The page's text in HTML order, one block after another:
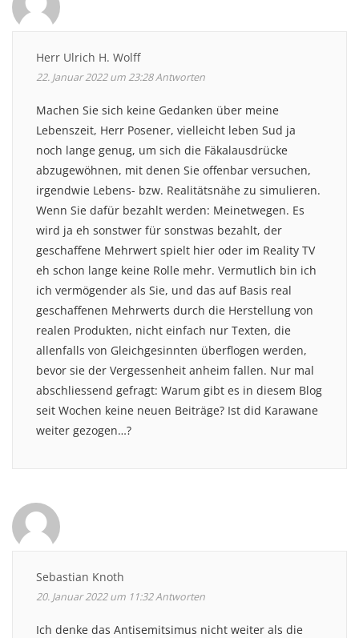
Herr Ulrich H. Wolff
22. Januar 2022 um 23:28Antworten
Machen Sie sich keine Gedanken über meine
Lebenszeit, Herr Posener, vielleicht leben Sud ja
noch lange genug, um sich die Fäkalausdrücke
abzugewöhnen, mit denen Sie offenbar versuchen,
irgendwie Lebens- bzw. Realitätsnähe zu simulieren.
Wenn Sie dafür bezahlt werden: Meinetwegen. Es
wird ja eh sonstwer für sonstwas bezahlt, der
geschaffene Mehrwert spielt hier oder im Reality TV
eh schon lange keine Rolle mehr. Vermutlich bin ich
ich vermögender als Sie, und das auf Basis real
geschaffenen Mehrwerts durch die Herstellung von
realen Produkten, nicht einfach nur Texten, die
allenfalls von Gleichgesinnten überflogen werden,
bevor sie der Vergessenheit anheim fallen. Nur mal
abschliessend gefragt: Warum gibt es in diesem Blog
seit Wochen keine neuen Beiträge? Ist did Karawane
weiter gezogen…?
Sebastian Knoth
20. Januar 2022 um 11:32Antworten
Ich denke das Antisemitsimus nicht weiter als die